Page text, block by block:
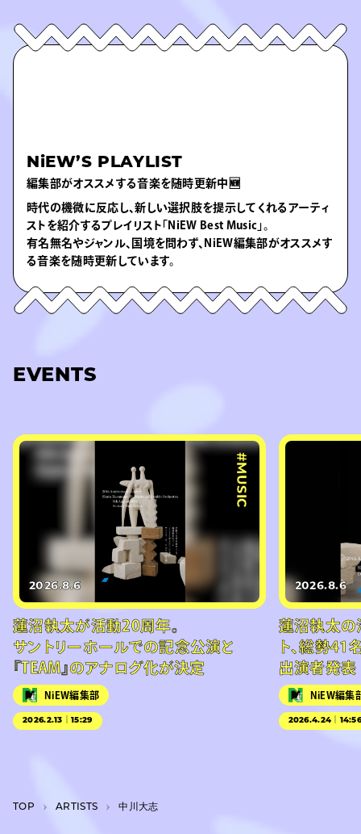
NiEW’S PLAYLIST
編集部がオススメする音楽を随時更新中🆕
時代の機微に反応し、新しい選択肢を提示してくれるアーティ
ストを紹介するプレイリスト「NiEW Best Music」。
有名無名やジャンル、国境を問わず、NiEW編集部がオススメす
る音楽を随時更新しています。
EVENTS
#MUSIC
2026.8.6
蓮沼執太が活動20周年。
サントリーホールでの記念公演と
『TEAM』のアナログ化が決定
NiEW編集部
2026.2.13｜15:29
2026.8.6
蓮沼執太の
ト、総勢41
出演者発表
NiEW編集
2026.4.24｜
TOP A­R­T­I­S­T­S 中川大志